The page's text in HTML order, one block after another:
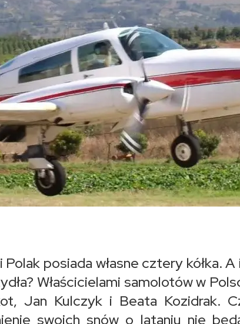
posiada własne cztery kółka. A
Właścicielami samolotów w
Jan Kulczyk i Beata Kozidrak.
swoich snów o lataniu nie